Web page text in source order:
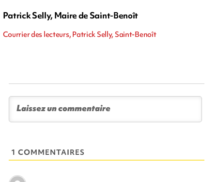
Patrick Selly, Maire de Saint-Benoît
Courrier des lecteurs, Patrick Selly, Saint-Benoît
1 COMMENTAIRES